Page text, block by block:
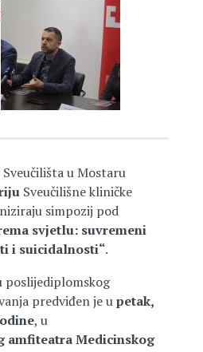
Sveučilišta u Mostaru
Sveučilišne kliničke
simpozij pod
svjetlu: suvremeni
i suicidalnosti“.
poslijediplomskog
predviđen je upetak,
, u
amfiteatra Medicinskog